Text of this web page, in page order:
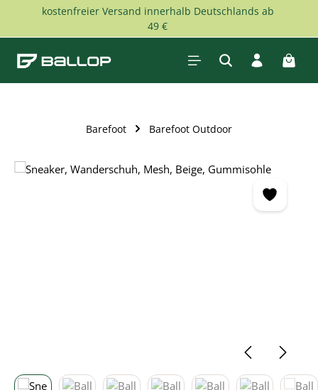
Zum Hauptinhalt springen
kostenfreier Versand innerhalb Deutschlands ab
49 €
Barefoot Barefoot Outdoor
Bildergalerie überspringen